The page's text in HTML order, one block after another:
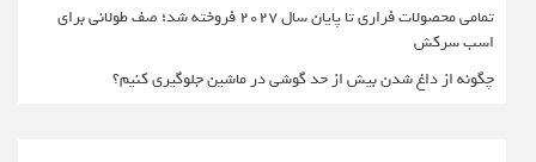
تمامی محصولات فراری تا پایان سال ۲۰۲۷ فروخته شد؛ صف طولانی برای
اسب سرکش
چگونه از داغ شدن بیش از حد گوشی در ماشین جلوگیری کنیم؟